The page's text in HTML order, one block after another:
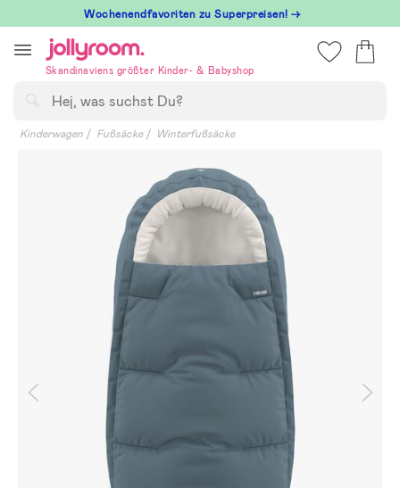
till
innehållet
Wochenendfavoriten zu Superpreisen! →
Skandinaviens größter Kinder- & Babyshop
Kinderwagen Fußsäcke Winterfußsäcke